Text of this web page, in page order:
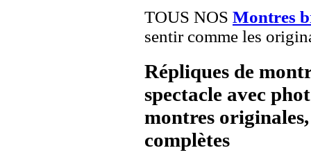
TOUS NOS Montres
sentir comme les
Répliques de
spectacle avec
montres
complètes